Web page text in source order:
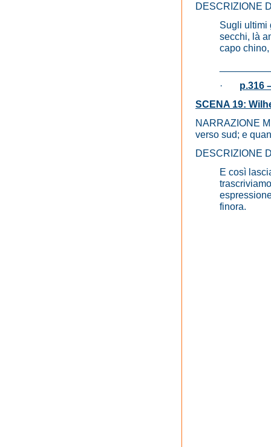
DESCRIZIONE
Sugli ultimi
secchi, là
capo
· p.316
SCENA 19:
NARRAZIONE
verso sud; e
DESCRIZIONE
E così
finora.